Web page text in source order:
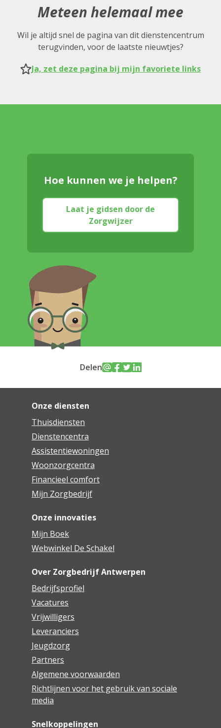
Meteen helemaal mee
Wil je altijd snel de pagina van dit dienstencentrum
terugvinden, voor de laatste nieuwtjes?
Ja, zet deze pagina bij mijn favoriete links
Hoe kunnen we je helpen?
Laat je gidsen door de
Zorgwijzer
Delen
Onze diensten
Thuisdiensten
Dienstencentra
Assistentiewoningen
Woonzorgcentra
Financieel comfort
Mijn Zorgbedrijf
Onze innovaties
Mijn Boek
Webwinkel De Schakel
Over Zorgbedrijf Antwerpen
Bedrijfsprofiel
Vacatures
Vrijwilligers
Leveranciers
Jeugdzorg
Partners
Algemene voorwaarden
Richtlijnen voor het gebruik van sociale
media
Snelkoppelingen